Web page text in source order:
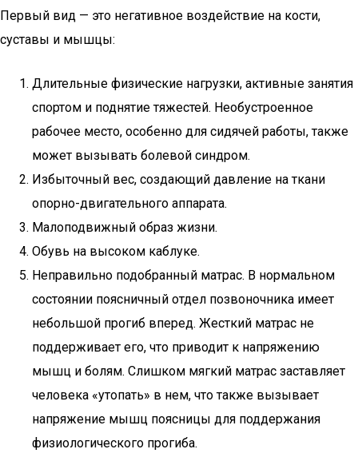
Первый вид — это негативное воздействие на кости,
суставы и мышцы:
Длительные физические нагрузки, активные занятия
спортом и поднятие тяжестей. Необустроенное
рабочее место, особенно для сидячей работы, также
может вызывать болевой синдром.
Избыточный вес, создающий давление на ткани
опорно-двигательного аппарата.
Малоподвижный образ жизни.
Обувь на высоком каблуке.
Неправильно подобранный матрас. В нормальном
состоянии поясничный отдел позвоночника имеет
небольшой прогиб вперед. Жесткий матрас не
поддерживает его, что приводит к напряжению
мышц и болям. Слишком мягкий матрас заставляет
человека «утопать» в нем, что также вызывает
напряжение мышц поясницы для поддержания
физиологического прогиба.